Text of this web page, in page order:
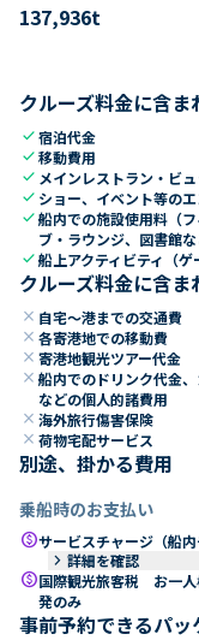
137,936t
クルーズ料金に含ま
check宿泊代金
check移動費用
check メインレストラン・ビ
check ショー、イベント等の
check船内での施設使用料（
ブ・ラウンジ、図書館な
check船上アクティビティ（ゲ
クルーズ料金に含ま
close 自宅～港までの交通費
close 各寄港地での移動費
close 寄港地観光ツアー代金
close 船内でのドリンク代金
などの個人的諸費用
close 海外旅行傷害保険
close 荷物宅配サービス
別途、掛かる費用
乗船時のお支払い
paidサービスチャージ（船
keyboard_arrow_right 詳細を確認
paid国際観光旅客税 お一
発のみ
事前予約できるパッ